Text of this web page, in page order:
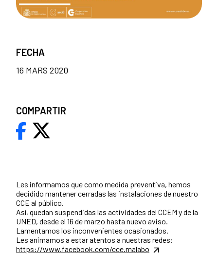
Les informamos que como medida preventiva, hemos
decidido mantener cerradas las instalaciones de nuestro
CCE al público.
Así, quedan suspendidas las actividades del CCEM y de la
UNED, desde el 16 de marzo hasta nuevo aviso.
Lamentamos los inconvenientes ocasionados.
Les animamos a estar atentos a nuestras redes:
https://www.facebook.com/cce.malabo
FECHA
16 MARS 2020
COMPARTIR